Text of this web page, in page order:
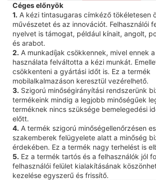
Céges előnyök
1. A kézi tintasugaras címkéző tökéletesen
művészetet és az innovációt. Felhasználói
nyelvet is támogat, például kínait, angolt,
és arabot.
2. A munkadíjak csökkennek, mivel ennek
használata felváltotta a kézi munkát.
csökkenteni a gyártási időt is. Ez a termék
mobilalkalmazáson keresztül vezérelhető.
3. Szigorú minőségirányítási rendszerünk
termékeink mindig a legjobb minőségűek
terméknek nincs szüksége bemelegedési
előtt.
4. A termék szigorú minőségellenőrzésen
szakemberek felügyelete alatt a minőség
érdekében. Ez a termék nagy terhelést is
5. Ez a termék tartós és a felhasználók jól
felhasználói felület kialakításának
kezelése egyszerű és frissítő.